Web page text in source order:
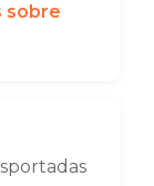
sobre